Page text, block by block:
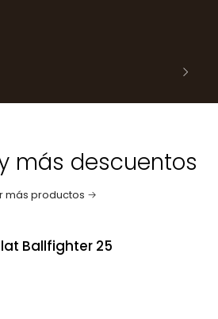
más descuentos
más productos
Ballfighter 25